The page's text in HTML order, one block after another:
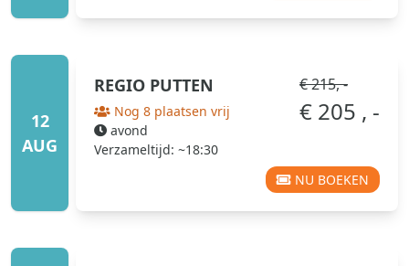
12
AUG
REGIO PUTTEN
Nog 8 plaatsen vrij
avond
Verzameltijd: ~18:30
€ 215, -
€ 205 , -
NU BOEKEN